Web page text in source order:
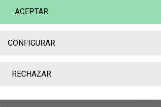
Nombre*
RECHAZAR
CONFIGURAR
ACEPTAR